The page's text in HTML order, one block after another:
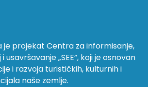
je projekat Centra za informisanje,
usavršavanje „SEE”, koji je osnovan
i razvoja turističkih, kulturnih i
naše zemlje.